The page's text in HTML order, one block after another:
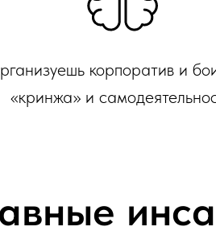
корпоратив и
«кринжа» и